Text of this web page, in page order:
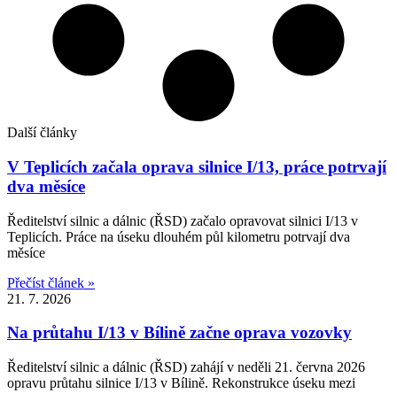
Další články
V Teplicích začala oprava silnice I/13, práce potrvají
dva měsíce
Ředitelství silnic a dálnic (ŘSD) začalo opravovat silnici I/13 v
Teplicích. Práce na úseku dlouhém půl kilometru potrvají dva
měsíce
Přečíst článek »
21. 7. 2026
Na průtahu I/13 v Bílině začne oprava vozovky
Ředitelství silnic a dálnic (ŘSD) zahájí v neděli 21. června 2026
opravu průtahu silnice I/13 v Bílině. Rekonstrukce úseku mezi